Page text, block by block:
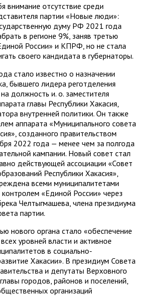
внимание отсутствие среди
партии «Новые люди»:
думу РФ 2021 года
в регионе 9%, заняв третью
России» и КПРФ, но не стала
своего кандидата в губернаторы.
стало известно о назначении
бывшего лидера реготделения
должность и. о. заместителя
главы Республики Хакасия,
внутренней политики. Он также
аппарата «Муниципального совета
созданного правительством
2022 года — менее чем за полгода
кампании. Новый совет стал
действующей ассоциации «Совет
Республики Хакасия»,
всеми муниципалитетами
«Единой России» через
Челтыгмашева, члена президиума
партии.
нового органа стало «обеспечение
уровней власти и активное
в социально-
Хакасии». В президиум Совета
и депутаты Верховного
городов, районов и поселений,
организаций